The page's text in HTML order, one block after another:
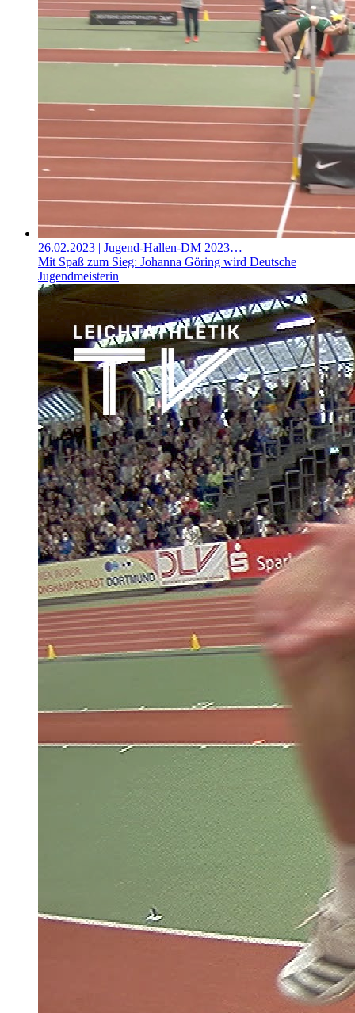
26.02.2023 | Jugend-Hallen-DM 2023…
Mit Spaß zum Sieg: Johanna Göring wird Deutsche
Jugendmeisterin